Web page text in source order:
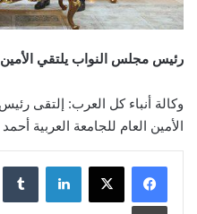
رئيس مجلس النواب يلتقي الأمين
وكالة أنباء كل العرب: إلتقى
الأمين العام للجامعة العربية
لينكدإن
طباعة